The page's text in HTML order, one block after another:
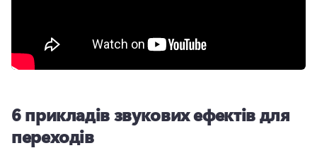
6 прикладів звукових ефектів для
переходів